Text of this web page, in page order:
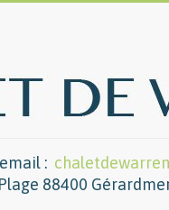
:
88400